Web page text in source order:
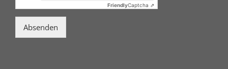
FriendlyCaptcha ⇗
Absenden